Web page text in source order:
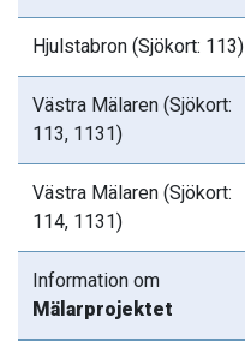
Hjulstabron (Sjökort: 113)
Västra Mälaren (Sjökort:
113, 1131)
Västra Mälaren (Sjökort:
114, 1131)
Information om
Mälarprojektet